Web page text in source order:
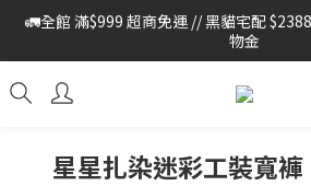
🚛全館 滿$999 超商免運 // 黑貓宅配
物金
🚛全館 滿$999 超商免運 // 黑貓宅配
物金
🔔本站僅使用官方LINE進行客戶服務 , 如
> 右下方紅色對話框 > 加LINE
物金
星星扎染迷彩工裝寬